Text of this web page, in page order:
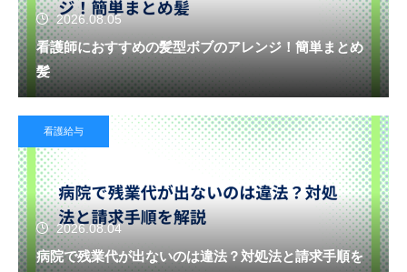
2026.08.05
看護師におすすめの髪型ボブのアレンジ！簡単まとめ
髪
看護給与
2026.08.04
病院で残業代が出ないのは違法？対処法と請求手順を